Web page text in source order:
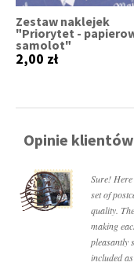
Zestaw naklejek
"Priorytet -
samolot"
2,00 zł
Opinie klientów
Sure!
set of
quality.
making
pleasantly
included